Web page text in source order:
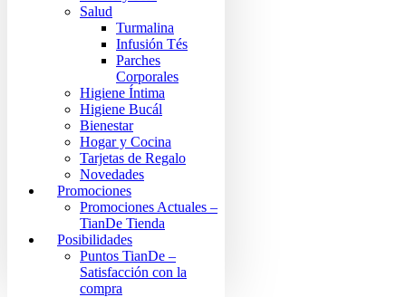
Salud
Turmalina
Infusión Tés
Parches
Corporales
Higiene Íntima
Higiene Bucál
Bienestar
Hogar y Cocina
Tarjetas de Regalo
Novedades
Promociones
Promociones Actuales –
TianDe Tienda
Posibilidades
Puntos TianDe –
Satisfacción con la
compra